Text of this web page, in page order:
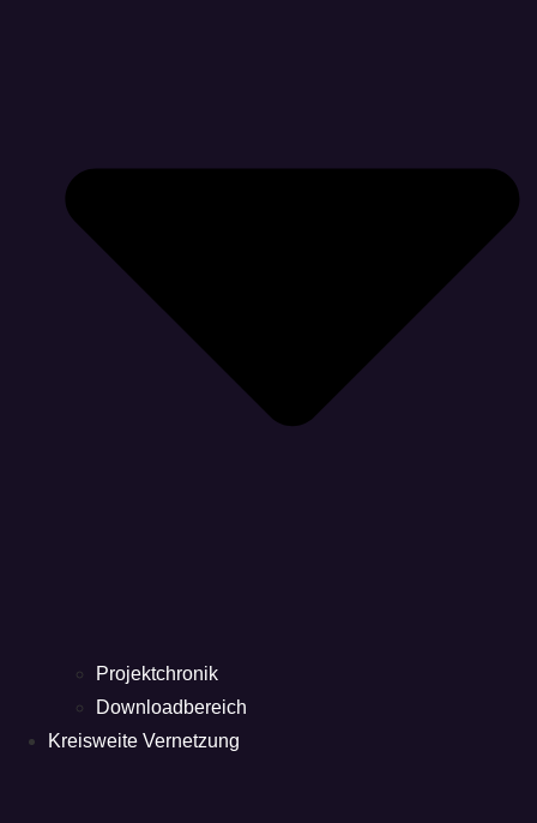
Projektchronik
Downloadbereich
Kreisweite Vernetzung